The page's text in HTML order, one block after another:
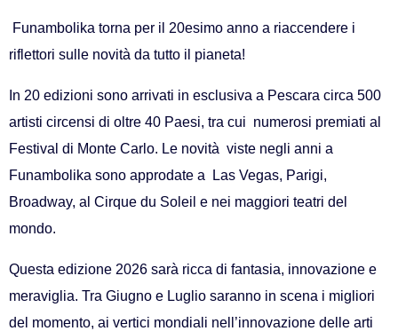
Funambolika torna per il 20esimo anno a riaccendere i
riflettori sulle novità da tutto il pianeta!
In 20 edizioni sono arrivati in esclusiva a Pescara circa 500
artisti circensi di oltre 40 Paesi, tra cui numerosi premiati al
Festival di Monte Carlo. Le novità viste negli anni a
Funambolika sono approdate a
Las Vegas, Parigi,
Broadway, al Cirque du Soleil e nei maggiori teatri del
mondo.
Questa edizione 2026 sarà ricca di fantasia, innovazione e
meraviglia. Tra Giugno e Luglio saranno in scena i migliori
del momento, ai vertici mondiali nell’innovazione delle arti